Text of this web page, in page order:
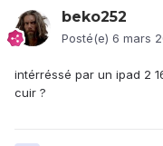
beko252
Posté(e) 6 mars
intérréssé par un ipad 2
cuir ?